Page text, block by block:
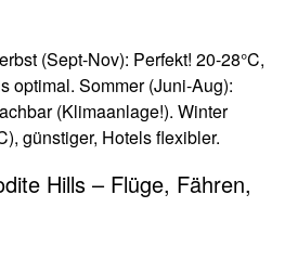
(Sept-Nov): Perfekt! 20-28°C,
optimal. Sommer (Juni-Aug):
(Klimaanlage!). Winter
günstiger, Hotels flexibler.
Hills – Flüge, Fähren,